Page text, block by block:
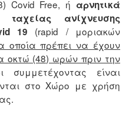
Covid Free, ή αρνητικά
ταχείας ανίχνευσης
19 (rapid / μοριακών
οποία πρέπει να έχουν
οκτώ (48) ωρών πριν την
συμμετέχοντας είναι
στο Χώρο με χρήση